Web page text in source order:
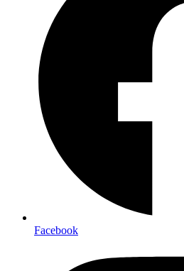
Facebook